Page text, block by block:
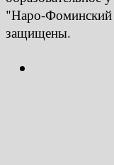
"Наро-Фоминский
защищены.